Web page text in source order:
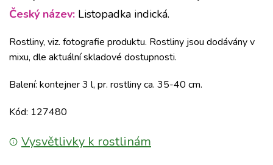
Český název: Listopadka indická.
Rostliny, viz. fotografie produktu. Rostliny jsou dodávány v
mixu, dle aktuální skladové dostupnosti.
Balení: kontejner 3 l, pr. rostliny ca. 35-40 cm.
Kód: 127480
Vysvětlivky k rostlinám